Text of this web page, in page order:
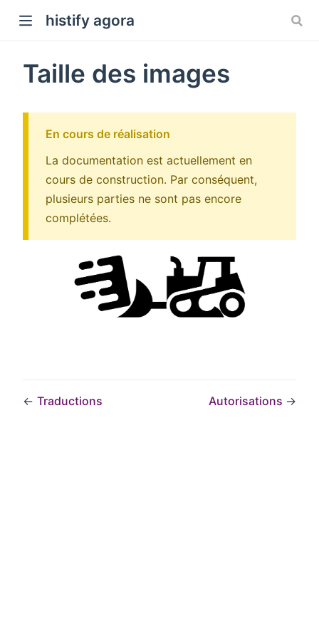
histify agora
Taille des images
En cours de réalisation
La documentation est actuellement en
cours de construction. Par conséquent,
plusieurs parties ne sont pas encore
complétées.
← Traductions Autorisations →